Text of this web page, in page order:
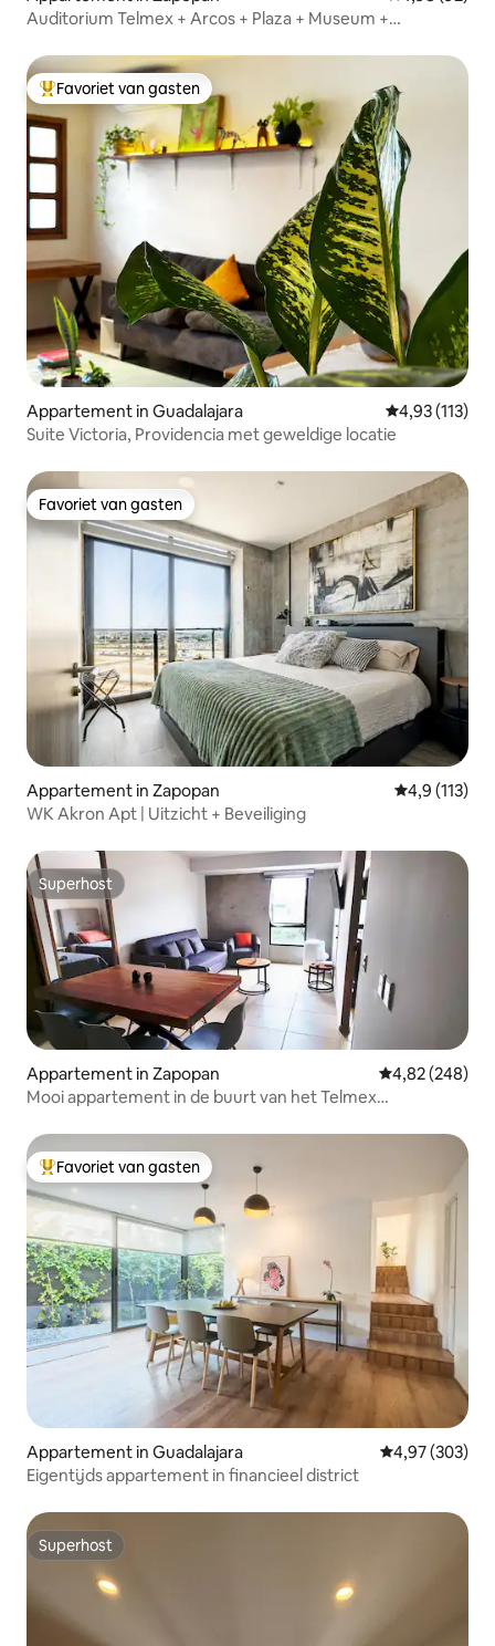
Auditorium Telmex + Arcos + Plaza + Museum +
Topfavoriet van gasten
Favoriet van gasten
Appartement in Guadalajara Gemiddelde
4,93 (113)
Suite Victoria, Providencia met geweldige locatie
Favoriet van gasten
Favoriet van gasten
Appartement in Zapopan Gemiddelde
4,9 (113)
WK Akron Apt | Uitzicht + Beveiliging
Superhost
Superhost
Appartement in Zapopan Gemiddelde
4,82 (248)
Mooi appartement in de buurt van het Telmex
Topfavoriet van gasten
Favoriet van gasten
Appartement in Guadalajara Gemiddelde
4,97 (303)
Eigentijds appartement in financieel district
Superhost
Superhost